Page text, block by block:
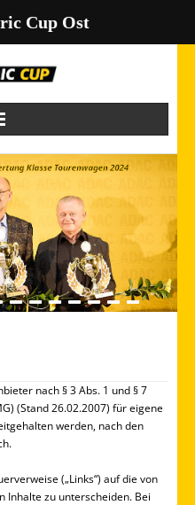
nach § 3 Abs. 1 und § 7
(Stand 26.02.2007) für eigene
werden, nach den
(„Links“) auf die von
Inhalte zu unterscheiden. Bei
Cup Ost